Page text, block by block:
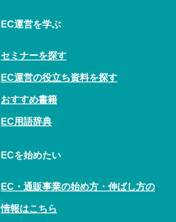
EC運営を学ぶ
セミナーを探す
EC運営の役立ち資料を探す
おすすめ書籍
EC用語辞典
ECを始めたい
EC・通販事業の始め方・伸ばし方の
情報はこちら